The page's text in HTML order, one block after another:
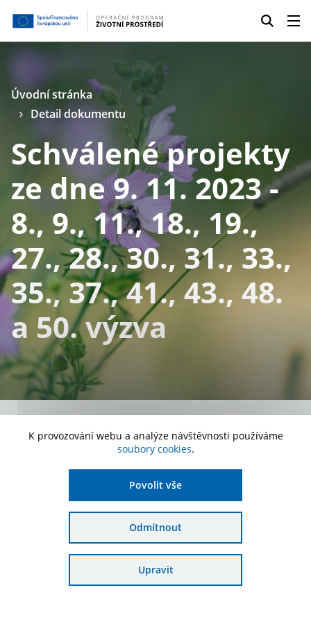
Úvodní stránka
Detail dokumentu
Schválené projekty
ze dne 9. 11. 2023 -
8., 9., 11., 18., 19.,
27., 28., 30., 31., 33.,
35., 37., 41., 43., 48.
a 50. výzva
Číslo aktuální verze:
Schválené žádosti OPŽP
Stáhnout dokument
K provozování webu a analýze návštěvnosti používáme
soubory cookies.
Povolit vše
Odmítnout
Upravit